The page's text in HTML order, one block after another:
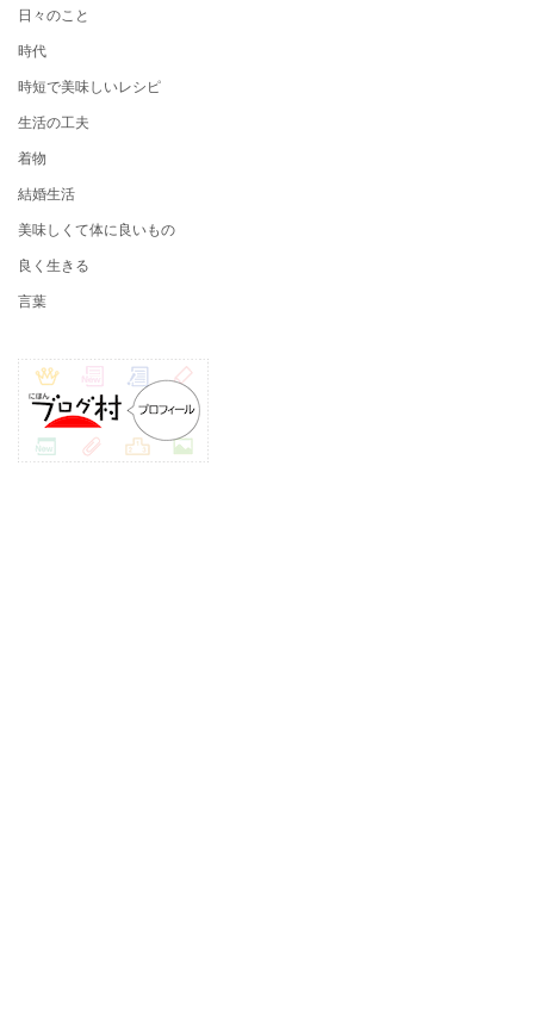
日々のこと
時代
時短で美味しいレシピ
生活の工夫
着物
結婚生活
美味しくて体に良いもの
良く生きる
言葉